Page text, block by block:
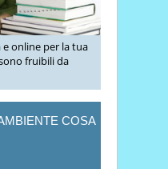
online per la tua
fruibili da
COSA